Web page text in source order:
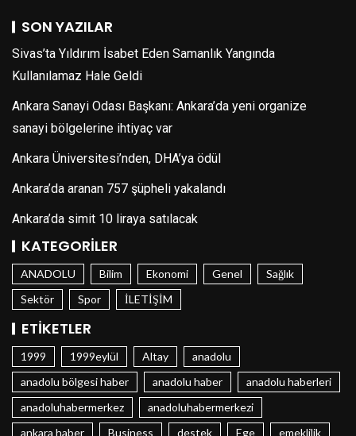
SON YAZILAR
Sivas’ta Yıldırım İsabet Eden Samanlık Yangında
Kullanılamaz Hale Geldi
Ankara Sanayi Odası Başkanı: Ankara’da yeni organize
sanayi bölgelerine ihtiyaç var
Ankara Üniversitesi’nden, DHA’ya ödül
Ankara’da aranan 757 şüpheli yakalandı
Ankara’da simit 10 liraya satılacak
KATEGORILER
ANADOLU Bilim Ekonomi Genel
Sağlık
Sektör
Spor İLETİŞİM
ETIKETLER
1999 1999eylül Altay
anadolu
anadolu bölgesi haber
anadolu haber
anadolu haberleri
anadoluhabermerkez
anadoluhabermerkezi
ankara haber
Business destek Ege emeklilik